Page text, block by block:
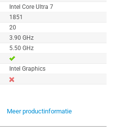
Intel Core Ultra 7
1851
20
3.90 GHz
5.50 GHz
Intel Graphics
Meer productinformatie